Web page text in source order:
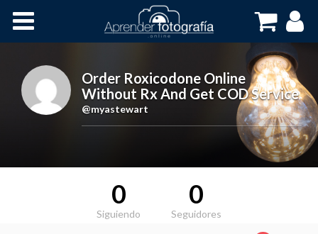
Cursos OnLine
Order Roxicodone Online
Without Rx And Get COD Service,
@myastewart
0
Siguiendo
0
Seguidores